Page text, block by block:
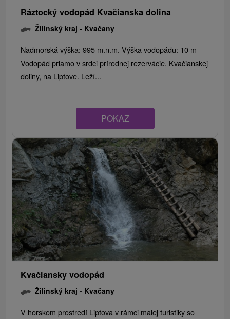
Ráztocký vodopád Kvačianska dolina
Žilinský kraj - Kvačany
Nadmorská výška: 995 m.n.m. Výška vodopádu: 10 m
Vodopád priamo v srdci prírodnej rezervácie, Kvačianskej
doliny, na Liptove. Leží...
POKAZ
Kvačiansky vodopád
Žilinský kraj - Kvačany
V horskom prostredí Liptova v rámci malej turistiky so